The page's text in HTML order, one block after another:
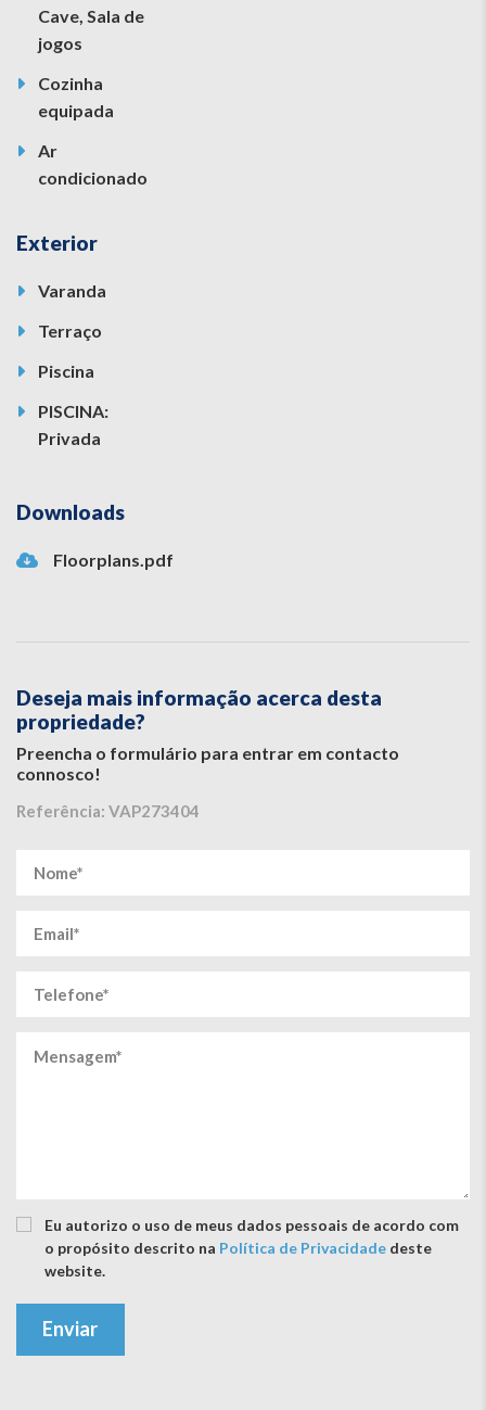
Cave, Sala de
jogos
Cozinha
equipada
Ar
condicionado
Exterior
Varanda
Terraço
Piscina
PISCINA:
Privada
Downloads
Floorplans.pdf
Deseja mais informação acerca desta
propriedade?
Preencha o formulário para entrar em contacto
connosco!
Referência: VAP273404
Eu autorizo ​​o uso de meus dados pessoais de acordo com
o propósito descrito na Política de Privacidade deste
website.
Enviar